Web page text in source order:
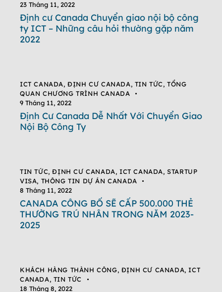
23 Tháng 11, 2022
Định cư Canada Chuyển giao nội bộ công
ty ICT – Những câu hỏi thường gặp năm
2022
ICT CANADA,ĐỊNH CƯ CANADA, TIN TỨC,TỔNG
QUAN CHƯƠNG TRÌNH CANADA
9 Tháng 11, 2022
Định Cư Canada Dễ Nhất Với Chuyển Giao
Nội Bộ Công Ty
TIN TỨC,ĐỊNH CƯ CANADA, ICT CANADA,STARTUP
VISA, THÔNG TIN DỰ ÁN CANADA
8 Tháng 11, 2022
CANADA CÔNG BỐ SẼ CẤP 500.000 THẺ
THƯỜNG TRÚ NHÂN TRONG NĂM 2023-
2025
KHÁCH HÀNG THÀNH CÔNG, ĐỊNH CƯ CANADA, ICT
CANADA, TIN TỨC
18 Tháng 8, 2022